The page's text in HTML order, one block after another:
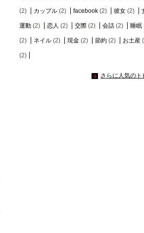
(2) カップル (2) facebook (2) 彼女 (2)
運動 (2) 恋人 (2) 交際 (2) 会話 (2) 睡眠
(2) ネイル (2) 現金 (2) 節約 (2) お土産
(2)
さらに人気の